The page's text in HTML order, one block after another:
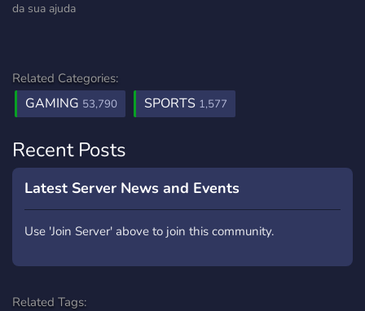
da sua ajuda
Related Categories:
GAMING 53,790 SPORTS 1,577
Recent Posts
Latest Server News and Events
Use 'Join Server' above to join this community.
Related Tags: